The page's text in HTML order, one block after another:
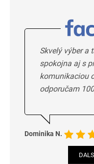
Skvelý výber a
spokojna aj s
komunikaciou
odporučam
Dominika N.